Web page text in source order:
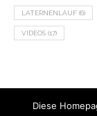
LATERNENLAUF (6)
VIDEOS (17)
Diese